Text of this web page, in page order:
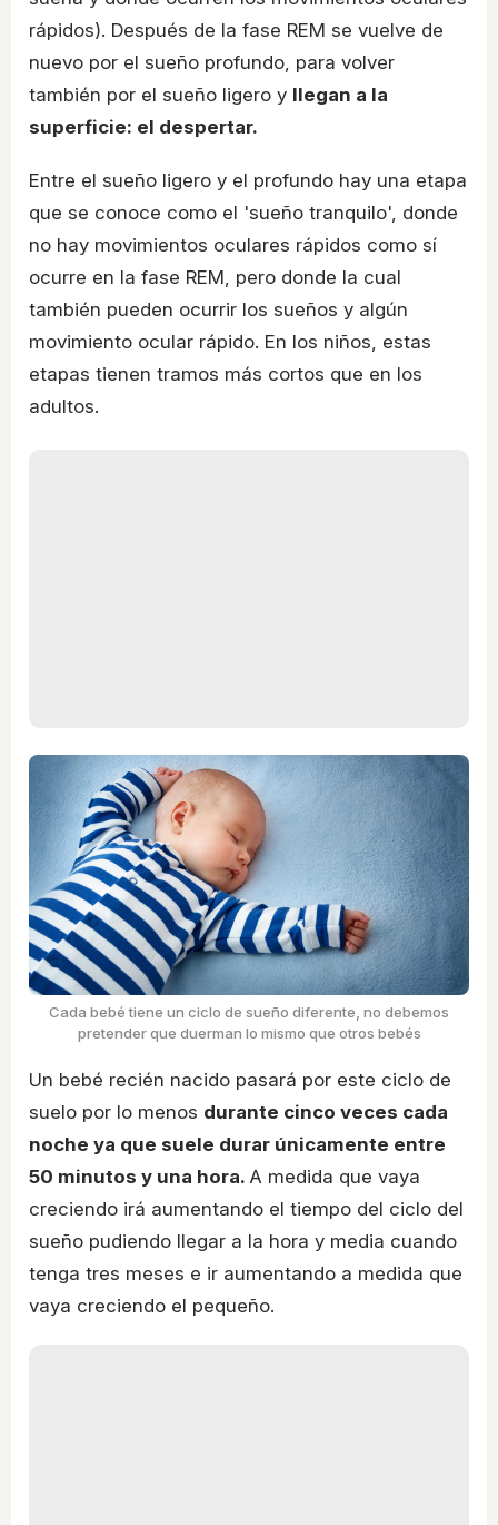
rápidos). Después de la fase REM se vuelve de
nuevo por el sueño profundo, para volver
también por el sueño ligero y llegan a la
superficie: el despertar.
Entre el sueño ligero y el profundo hay una etapa
que se conoce como el 'sueño tranquilo', donde
no hay movimientos oculares rápidos como sí
ocurre en la fase REM, pero donde la cual
también pueden ocurrir los sueños y algún
movimiento ocular rápido. En los niños, estas
etapas tienen tramos más cortos que en los
adultos.
Cada bebé tiene un ciclo de sueño diferente, no debemos
pretender que duerman lo mismo que otros bebés
Un bebé recién nacido pasará por este ciclo de
suelo por lo menos durante cinco veces cada
noche ya que suele durar únicamente entre
50 minutos y una hora. A medida que vaya
creciendo irá aumentando el tiempo del ciclo del
sueño pudiendo llegar a la hora y media cuando
tenga tres meses e ir aumentando a medida que
vaya creciendo el pequeño.